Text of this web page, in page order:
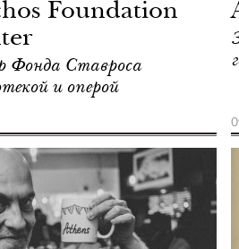
Foundation
Фонда Ставроса
и оперой